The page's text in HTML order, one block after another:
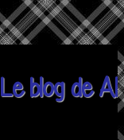
Le blog de